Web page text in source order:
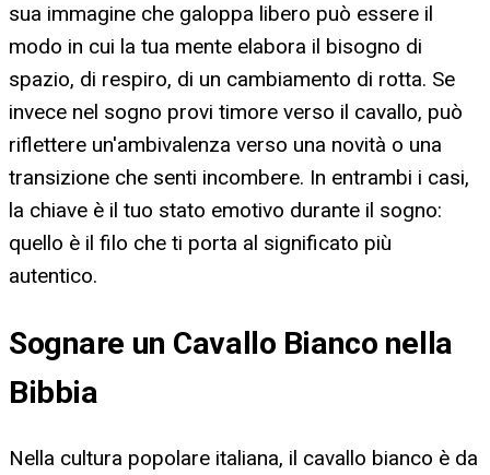
sua immagine che galoppa libero può essere il
modo in cui la tua mente elabora il bisogno di
spazio, di respiro, di un cambiamento di rotta. Se
invece nel sogno provi timore verso il cavallo, può
riflettere un'ambivalenza verso una novità o una
transizione che senti incombere. In entrambi i casi,
la chiave è il tuo stato emotivo durante il sogno:
quello è il filo che ti porta al significato più
autentico.
Sognare un Cavallo Bianco nella
Bibbia
Nella cultura popolare italiana, il cavallo bianco è da